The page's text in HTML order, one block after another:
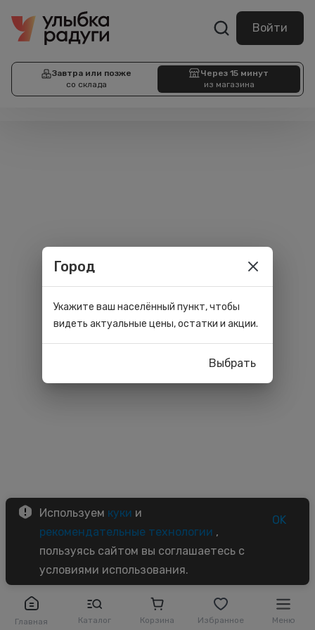
Войти
Завтра или позже
со склада
Через 15 минут
из магазина
Главная Каталог Корзина Избранное Меню
Используем куки и
рекомендательные технологии ,
пользуясь сайтом вы соглашаетесь с
условиями использования.
OK
Город
Укажите ваш населённый пункт, чтобы
видеть актуальные цены, остатки и акции.
Выбрать